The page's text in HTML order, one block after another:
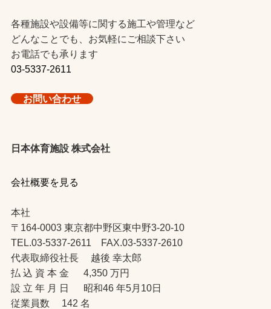
各種施設や設備等に関する施工や管理など
どんなことでも、お気軽にご相談下さい
お電話でも承ります
03-5337-2611
お問い合わせ
日本体育施設 株式会社
会社概要を見る
本社
〒164-0003 東京都中野区東中野3-20-10
TEL.03-5337-2611 FAX.03-5337-2610
代表取締役社長 越後 幸太郎
払 込 資 本 金 4,350 万円
設 立 年 月 日 昭和46 年5月10日
従業員数 142 名